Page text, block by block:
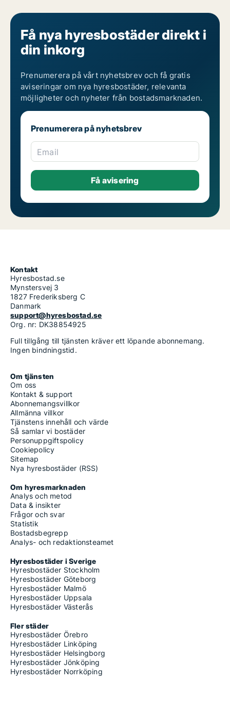
Få nya hyresbostäder direkt i
din inkorg
Prenumerera på vårt nyhetsbrev och få gratis
aviseringar om nya hyresbostäder, relevanta
möjligheter och nyheter från bostadsmarknaden.
Prenumerera på nyhetsbrev
Email
Kontakt
Hyresbostad.se
Mynstersvej 3
1827 Frederiksberg C
Danmark
support@hyresbostad.se
Org. nr: DK38854925
Full tillgång till tjänsten kräver ett löpande abonnemang.
Ingen bindningstid.
Om tjänsten
Om oss
Kontakt & support
Abonnemangsvillkor
Allmänna villkor
Tjänstens innehåll och värde
Så samlar vi bostäder
Personuppgiftspolicy
Cookiepolicy
Sitemap
Nya hyresbostäder (RSS)
Om hyresmarknaden
Analys och metod
Data & insikter
Frågor och svar
Statistik
Bostadsbegrepp
Analys- och redaktionsteamet
Hyresbostäder i Sverige
Hyresbostäder Stockholm
Hyresbostäder Göteborg
Hyresbostäder Malmö
Hyresbostäder Uppsala
Hyresbostäder Västerås
Fler städer
Hyresbostäder Örebro
Hyresbostäder Linköping
Hyresbostäder Helsingborg
Hyresbostäder Jönköping
Hyresbostäder Norrköping